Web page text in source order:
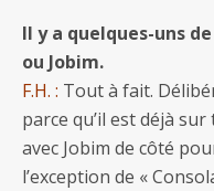
Il y a quelques-uns
ou Jobim.
F.H. : Tout à fait.
parce qu’il est déjà sur
avec Jobim de côté
l’exception de «